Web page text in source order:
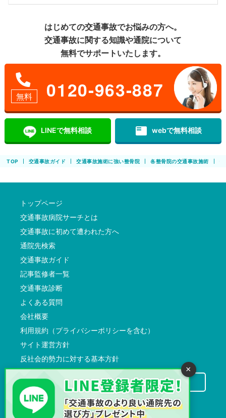
はじめての交通事故でお悩みの方へ。
交通事故に関する知識や通院について
無料でサポートいたします。
無料 0120-963-887
LINEで無料相談 featured_play_list webで無料相談
TOP 交通事故ガイド 交通事故施術に強い整骨院 各整骨院の交通事故施術 情
トップページ
交通事故病院サーチとは
交通事故に初めて遭われた方へ
通院先検索
交通事故ガイド
記事監修者一覧
交通事故診断
よくある質問
会社概要
利用規約（プライバシーポリシーを含む）
サイト運営方針
反社会的勢力に対する基本方針
交通事故病院サーチに掲載希望の先生方へ
×